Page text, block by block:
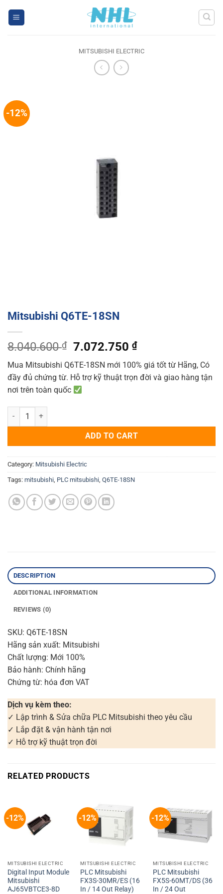
MITSUBISHI ELECTRIC
-12%
Mitsubishi Q6TE-18SN
8.040.600₫
Original
price
was:
8.040.600 ₫.
7.072.750₫Current
price
is:
7.072.750 ₫.
Mua Mitsubishi Q6TE-18SN mới 100% giá tốt từ Hãng, Có
đầy đủ chứng từ. Hỗ trợ kỹ thuật trọn đời và giao hàng tận
nơi trên toàn quốc
Mitsubishi Q6TE-18SN quantity
ADD TO CART
Category: Mitsubishi Electric
Tags: mitsubishi PLC mitsubishi Q6TE-18SN
DESCRIPTION
ADDITIONAL INFORMATION
REVIEWS (0)
SKU: Q6TE-18SN
Hãng sản xuất: Mitsubishi
Chất lượng: Mới 100%
Bảo hành: Chính hãng
Chứng từ: hóa đơn VAT
Dịch vụ kèm theo:
✓ Lập trình & Sửa chữa PLC Mitsubishi theo yêu cầu
✓ Lắp đặt & vận hành tận nơi
✓ Hỗ trợ kỹ thuật trọn đời
RELATED PRODUCTS
-12%
MITSUBISHI ELECTRIC
Digital Input Module
Mitsubishi
AJ65VBTCE3-8D
-12%
MITSUBISHI ELECTRIC
PLC Mitsubishi
FX3S-30MR/ES (16
In / 14 Out Relay)
-12%
MITSUBISHI ELECTRIC
PLC Mitsubishi
FX5S-60MT/DS (36
In / 24 Out